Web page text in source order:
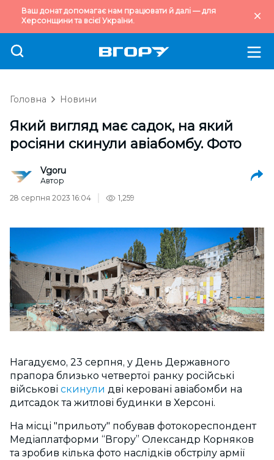
Ваш донат допомагає нам працювати й далі — для
Херсонщини та всієї України.
Головна Новини
Який вигляд має садок, на який
росіяни скинули авіабомбу. Фото
Vgoru
Автор
28 серпня 2023 16:04
1,259
Нагадуємо, 23 серпня, у День Державного
прапора близько четвертої ранку російські
військові скинули дві керовані авіабомби на
дитсадок та житлові будинки в Херсоні.
На місці "прильоту" побував фотокореспондент
Медіаплатформи “Вгору” Олександр Корняков
та зробив кілька фото наслідків обстрілу армії